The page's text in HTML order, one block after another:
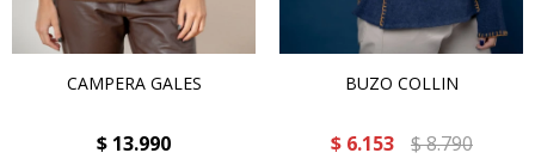
CAMPERA GALES
$ 13.990
BUZO COLLIN
$ 6.153 $8.790